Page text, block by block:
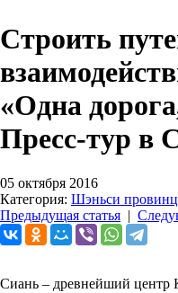
Строить
«Одна
Пресс-тур в
05 октября 2016
Категория: Шэньси
Предыдущая статья |
Сиань – древнейший центр